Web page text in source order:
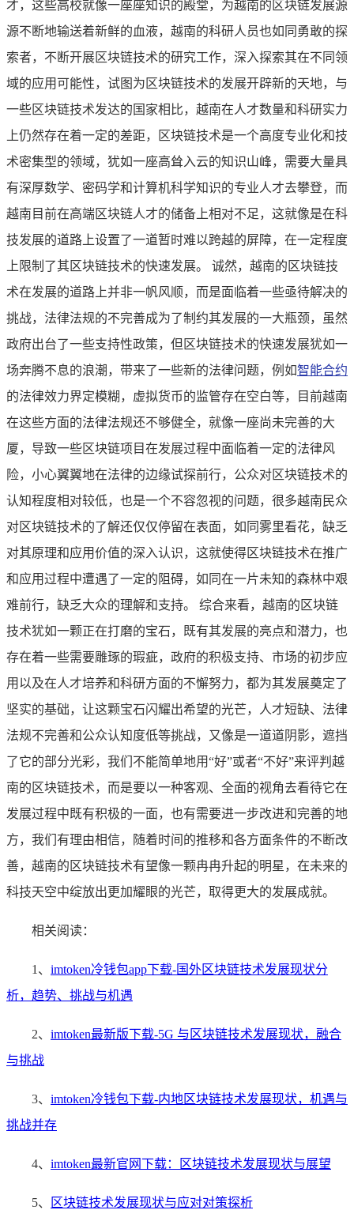
才，这些高校就像一座座知识的殿堂，为越南的区块链发展源
源不断地输送着新鲜的血液，越南的科研人员也如同勇敢的探
索者，不断开展区块链技术的研究工作，深入探索其在不同领
域的应用可能性，试图为区块链技术的发展开辟新的天地，与
一些区块链技术发达的国家相比，越南在人才数量和科研实力
上仍然存在着一定的差距，区块链技术是一个高度专业化和技
术密集型的领域，犹如一座高耸入云的知识山峰，需要大量具
有深厚数学、密码学和计算机科学知识的专业人才去攀登，而
越南目前在高端区块链人才的储备上相对不足，这就像是在科
技发展的道路上设置了一道暂时难以跨越的屏障，在一定程度
上限制了其区块链技术的快速发展。 诚然，越南的区块链技
术在发展的道路上并非一帆风顺，而是面临着一些亟待解决的
挑战，法律法规的不完善成为了制约其发展的一大瓶颈，虽然
政府出台了一些支持性政策，但区块链技术的快速发展犹如一
场奔腾不息的浪潮，带来了一些新的法律问题，例如智能合约
的法律效力界定模糊，虚拟货币的监管存在空白等，目前越南
在这些方面的法律法规还不够健全，就像一座尚未完善的大
厦，导致一些区块链项目在发展过程中面临着一定的法律风
险，小心翼翼地在法律的边缘试探前行，公众对区块链技术的
认知程度相对较低，也是一个不容忽视的问题，很多越南民众
对区块链技术的了解还仅仅停留在表面，如同雾里看花，缺乏
对其原理和应用价值的深入认识，这就使得区块链技术在推广
和应用过程中遭遇了一定的阻碍，如同在一片未知的森林中艰
难前行，缺乏大众的理解和支持。 综合来看，越南的区块链
技术犹如一颗正在打磨的宝石，既有其发展的亮点和潜力，也
存在着一些需要雕琢的瑕疵，政府的积极支持、市场的初步应
用以及在人才培养和科研方面的不懈努力，都为其发展奠定了
坚实的基础，让这颗宝石闪耀出希望的光芒，人才短缺、法律
法规不完善和公众认知度低等挑战，又像是一道道阴影，遮挡
了它的部分光彩，我们不能简单地用“好”或者“不好”来评判越
南的区块链技术，而是要以一种客观、全面的视角去看待它在
发展过程中既有积极的一面，也有需要进一步改进和完善的地
方，我们有理由相信，随着时间的推移和各方面条件的不断改
善，越南的区块链技术有望像一颗冉冉升起的明星，在未来的
科技天空中绽放出更加耀眼的光芒，取得更大的发展成就。
相关阅读：
1、 imtoken冷钱包app下载-国外区块链技术发展现状分
析，趋势、挑战与机遇
2、 imtoken最新版下载-5G 与区块链技术发展现状，融合
与挑战
3、 imtoken冷钱包下载-内地区块链技术发展现状，机遇与
挑战并存
4、 imtoken最新官网下载：区块链技术发展现状与展望
5、 区块链技术发展现状与应对对策探析